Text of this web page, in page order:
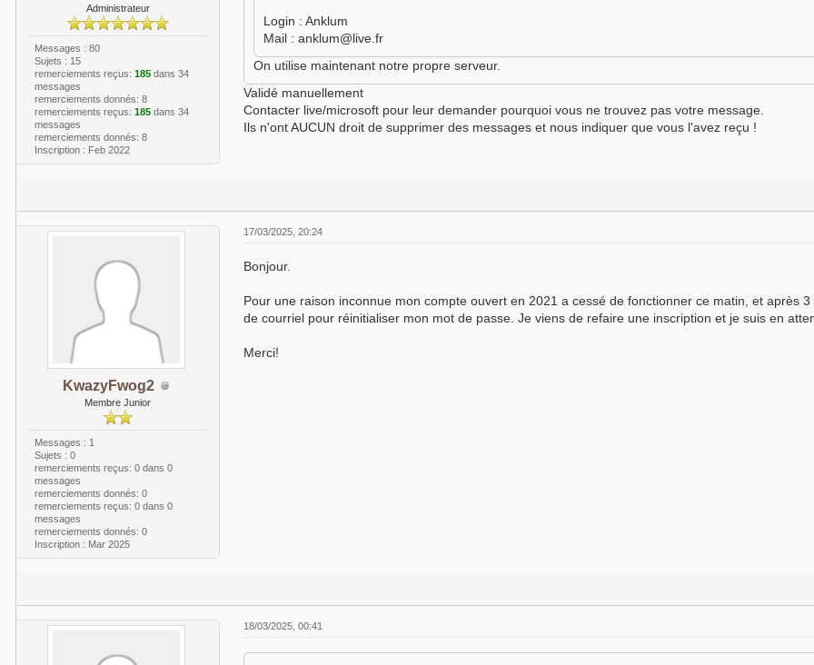
Administrateur
Messages : 80
Sujets : 15
remerciements reçus: 185dans 34
messages
remerciements donnés: 8
remerciements reçus: 185dans 34
messages
remerciements donnés: 8
Inscription : Feb 2022
Login : Anklum
Mail : anklum@live.fr
On utilise maintenant notre propre serveur.
Validé manuellement
Contacter live/microsoft pour leur demander pourquoi vous ne trouvez pas votre message.
Ils n'ont AUCUN droit de supprimer des messages et nous indiquer que vous l'avez reçu !
KwazyFwog2
Membre Junior
Messages : 1
Sujets : 0
remerciements reçus: 0dans 0
messages
remerciements donnés: 0
remerciements reçus: 0dans 0
messages
remerciements donnés: 0
Inscription : Mar 2025
17/03/2025, 20:24
Bonjour.
Pour une raison inconnue mon compte ouvert en 2021 a cessé de fonctionner ce matin, et après
de courriel pour réinitialiser mon mot de passe. Je viens de refaire une inscription et je suis en
Merci!
18/03/2025, 00:41